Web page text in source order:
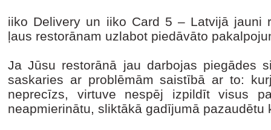
iiko Delivery un iiko Card 5 – Latvijā jauni
ļaus restorānam uzlabot piedāvāto
Ja Jūsu restorānā jau darbojas piegādes
saskaries ar problēmām saistībā ar to:
neprecīzs, virtuve nespēj izpildīt visus
neapmierinātu, sliktākā gadījumā pazaudētu